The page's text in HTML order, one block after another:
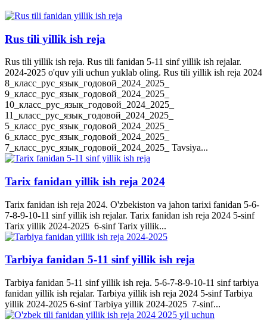
Rus tili yillik ish reja
Rus tili yillik ish reja. Rus tili fanidan 5-11 sinf yillik ish rejalar.
2024-2025 o'quv yili uchun yuklab oling. Rus tili yillik ish reja 2024
8_класс_рус_язык_годовой_2024_2025_
9_класс_рус_язык_годовой_2024_2025_
10_класс_рус_язык_годовой_2024_2025_
11_класс_рус_язык_годовой_2024_2025_
5_класс_рус_язык_годовой_2024_2025_
6_класс_рус_язык_годовой_2024_2025_
7_класс_рус_язык_годовой_2024_2025_ Tavsiya...
Tarix fanidan yillik ish reja 2024
Tarix fanidan ish reja 2024. O'zbekiston va jahon tarixi fanidan 5-6-
7-8-9-10-11 sinf yillik ish rejalar. Tarix fanidan ish reja 2024 5-sinf
Tarix yillik 2024-2025 6-sinf Tarix yillik...
Tarbiya fanidan 5-11 sinf yillik ish reja
Tarbiya fanidan 5-11 sinf yillik ish reja. 5-6-7-8-9-10-11 sinf tarbiya
fanidan yillik ish rejalar. Tarbiya yillik ish reja 2024 5-sinf Tarbiya
yillik 2024-2025 6-sinf Tarbiya yillik 2024-2025 7-sinf...